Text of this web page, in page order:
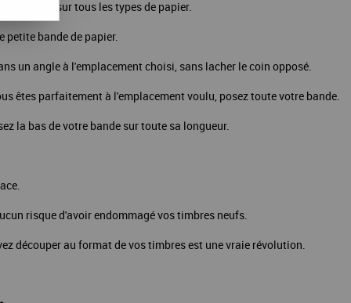
colle sur tous les types de papier.
petite bande de papier.
un angle à l'emplacement choisi, sans lacher le coin opposé.
êtes parfaitement à l'emplacement voulu, posez toute votre bande.
la bas de votre bande sur toute sa longueur.
risque d'avoir endommagé vos timbres neufs.
découper au format de vos timbres est une vraie révolution.